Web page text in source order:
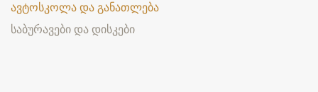
ავტოსკოლა და განათლება
საბურავები და დისკები